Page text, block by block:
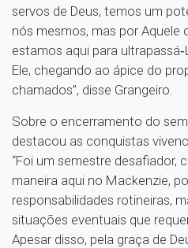
servos de Deus, temos um
nós mesmos, mas por Aquele
estamos aqui para
Ele, chegando ao ápice do
chamados”, disse Grangeiro.
Sobre o encerramento do
destacou as conquistas
“Foi um semestre desafiador,
maneira aqui no Mackenzie,
responsabilidades rotineiras,
situações eventuais que
Apesar disso, pela graça de